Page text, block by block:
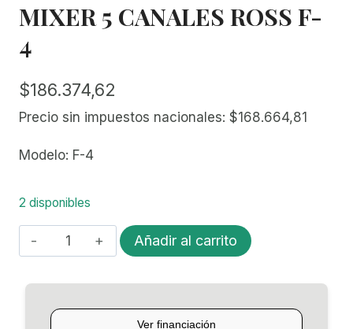
MIXER 5 CANALES ROSS F-
4
$186.374,62
Precio sin impuestos nacionales: $168.664,81
Modelo: F-4
2 disponibles
MIXER
5
F-
Añadir al carrito